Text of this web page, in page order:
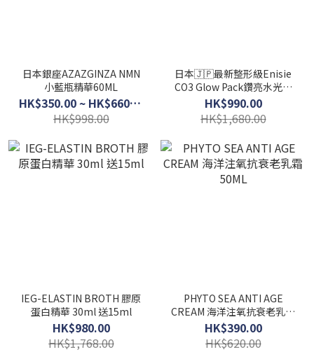
日本銀座AZAZGINZA NMN
小藍瓶精華60ML
HK$350.00 ~ HK$660.00
HK$998.00
日本🇯🇵最新整形級Enisie
CO3 Glow Pack鑽亮水光無
疤癒合碳酸面膜（10次）
HK$990.00
HK$1,680.00
IEG-ELASTIN BROTH 膠原
蛋白精華 30ml 送15ml
HK$980.00
HK$1,768.00
PHYTO SEA ANTI AGE
CREAM 海洋注氧抗衰老乳霜
50ML
HK$390.00
HK$620.00